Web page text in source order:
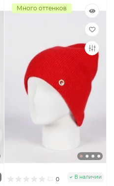
Много оттенков
0 В наличии